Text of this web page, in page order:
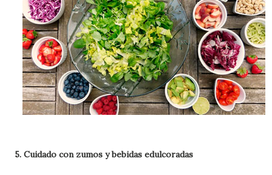
5. Cuidado con zumos y bebidas edulcoradas